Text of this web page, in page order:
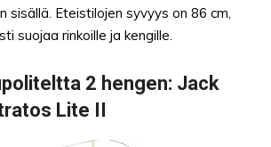
sisällä. Eteistilojen syvyys on 86 cm,
suojaa rinkoille ja kengille.
2 hengen: Jack
Lite II